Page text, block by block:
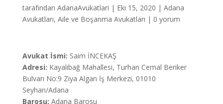
tarafından AdanaAvukatlari | Eki 15, 2020 | Adana
Avukatları, Aile ve Boşanma Avukatları | 0 yorum
Avukat İsmi: Saim İNCEKAŞ
Adresi: Kayalıbağ Mahallesi, Turhan Cemal Beriker
Bulvarı No:9 Ziya Algan İş Merkezi, 01010
Seyhan/Adana
Barosu: Adana Barosu